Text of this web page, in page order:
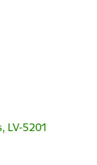
LV-5201